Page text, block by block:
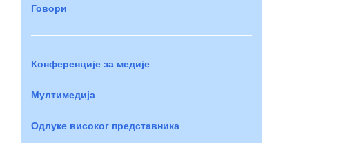
Говори
Конференције за медије
Мултимедија
Одлуке високог представника